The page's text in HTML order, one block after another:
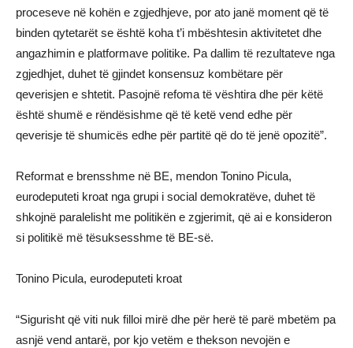
proceseve në kohën e zgjedhjeve, por ato janë moment që të
binden qytetarët se është koha t’i mbështesin aktivitetet dhe
angazhimin e platformave politike. Pa dallim të rezultateve nga
zgjedhjet, duhet të gjindet konsensuz kombëtare për
qeverisjen e shtetit. Pasojnë refoma të vështira dhe për këtë
është shumë e rëndësishme që të ketë vend edhe për
qeverisje të shumicës edhe për partitë që do të jenë opozitë”.
Reformat e brensshme në BE, mendon Tonino Picula,
eurodeputeti kroat nga grupi i social demokratëve, duhet të
shkojnë paralelisht me politikën e zgjerimit, që ai e konsideron
si politikë më tësuksesshme të BE-së.
Tonino Picula, eurodeputeti kroat
“Sigurisht që viti nuk filloi mirë dhe për herë të parë mbetëm pa
asnjë vend antarë, por kjo vetëm e thekson nevojën e